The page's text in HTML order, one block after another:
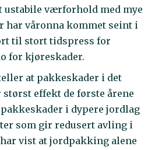
værforhold med mye
har våronna kommet seint i
til stort tidspress for
for kjøreskader.
at pakkeskader i det
effekt de første årene
i dypere jordlag
som gir redusert avling i
vist at jordpakking alene